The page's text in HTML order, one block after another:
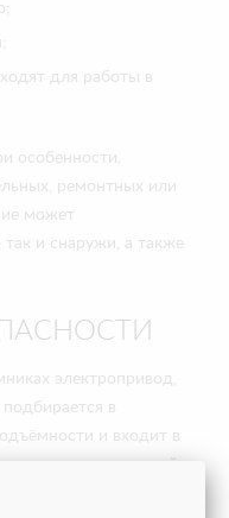
для работы в
особенности,
ремонтных или
может
так и снаружи, а также
электропривод,
в
и входит в
специальной